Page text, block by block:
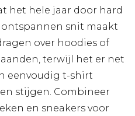
het hele jaar door hard
snit maakt
over hoodies of
terwijl het er net
eenvoudig t-shirt
stijgen. Combineer
en sneakers voor